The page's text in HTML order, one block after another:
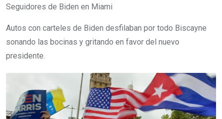
Seguidores de Biden en Miami
Autos con carteles de Biden desfilaban por todo Biscayne
sonando las bocinas y gritando en favor del nuevo
presidente.